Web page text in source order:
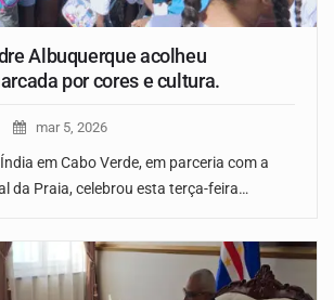
Albuquerque acolheu
por cores e cultura.
mar 5, 2026
em Cabo Verde, em parceria com a
da Praia, celebrou esta terça-feira…